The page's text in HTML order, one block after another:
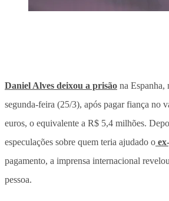
Daniel Alves deixou a prisão na Espanha,
segunda-feira (25/3), após pagar fiança no
euros, o equivalente a R$ 5,4 milhões.
especulações sobre quem teria ajudado o
pagamento, a imprensa internacional
pessoa.